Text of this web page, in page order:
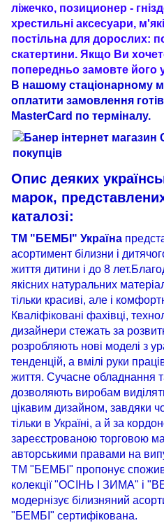
ліжечко, позиционер -
хрестильні аксесуари,
постільна для дорослих:
скатертини. Якщо Ви
попередньо замовте його
В нашому стаціонарному
оплатити замовлення
MasterCard по терміналу.
Опис деяких
марок,
каталозі:
ТМ "БЕМБІ" Україна
асортимент білизни і
життя дитини і до 8
якісних натуральних
тільки красиві, але і
Кваліфіковані фахівці,
дизайнери стежать за
розробляють нові моделі з
тенденцій, а вмілі руки
життя. Сучасне обладнання та
дозволяють виробам
цікавим дизайном, завдяки
тільки в Україні, а й за
зареєстрованою торговою
авторськими правами на
ТМ "БЕМБІ" пропонує
колекції "ОСІНЬ І ЗИМА" і
модернізує білизняний
"БЕМБІ" сертифікована.